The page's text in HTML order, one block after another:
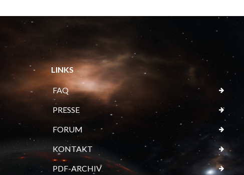
LINKS
FAQ
PRESSE
FORUM
KONTAKT
PDF-ARCHIV